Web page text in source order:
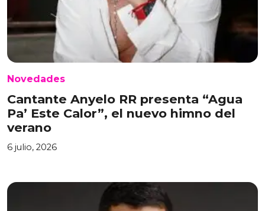
Novedades
Cantante Anyelo RR presenta “Agua
Pa’ Este Calor”, el nuevo himno del
verano
6 julio, 2026